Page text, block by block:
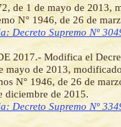
de 1 de mayo de 2013,
N° 1946, de 26 de
Decreto Supremo Nº
2017.- Modifica el
mayo de 2013,
N° 1946, de 26 de
diciembre de 2015.
Decreto Supremo Nº